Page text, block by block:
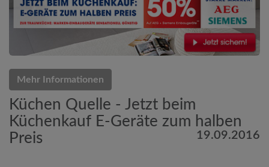
Mehr Informationen
Küchen Quelle - Jetzt beim
Küchenkauf E-Geräte zum halben
Preis
19.09.2016